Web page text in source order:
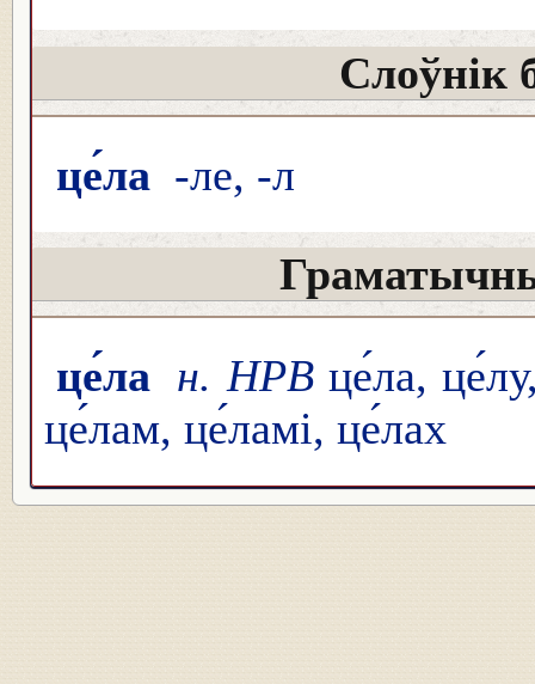
Слоўнік
це́ла -ле, -л
це́ла н. НРВце́ла,
це́лам, це́ламі, це́лах